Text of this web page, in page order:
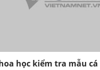
học kiểm tra mẫu